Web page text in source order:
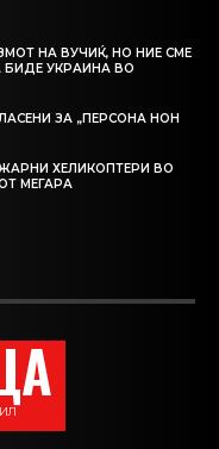
НА ВУЧИЌ, НО НИЕ СМЕ
БИДЕ УКРАИНА ВО
ЗА „ПЕРСОНА НОН
ХЕЛИКОПТЕРИ ВО
МЕГАРА